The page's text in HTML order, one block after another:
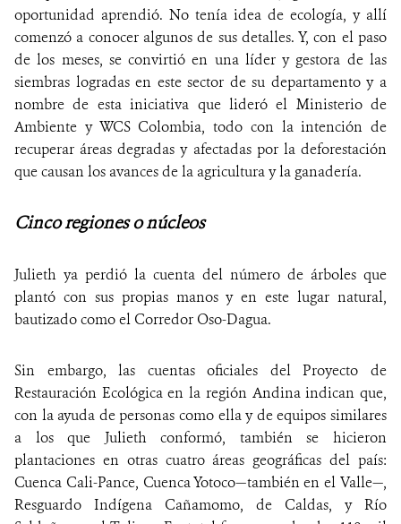
oportunidad aprendió. No tenía idea de ecología, y allí
comenzó a conocer algunos de sus detalles. Y, con el paso
de los meses, se convirtió en una líder y gestora de las
siembras logradas en este sector de su departamento y a
nombre de esta iniciativa que lideró el Ministerio de
Ambiente y WCS Colombia, todo con la intención de
recuperar áreas degradas y afectadas por la deforestación
que causan los avances de la agricultura y la ganadería.
Cinco regiones o núcleos
Julieth ya perdió la cuenta del número de árboles que
plantó con sus propias manos y en este lugar natural,
bautizado como el Corredor Oso-Dagua.
Sin embargo, las cuentas oficiales del Proyecto de
Restauración Ecológica en la región Andina indican que,
con la ayuda de personas como ella y de equipos similares
a los que Julieth conformó, también se hicieron
plantaciones en otras cuatro áreas geográficas del país:
Cuenca Cali-Pance, Cuenca Yotoco—también en el Valle—,
Resguardo Indígena Cañamomo, de Caldas, y Río